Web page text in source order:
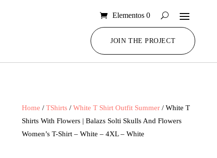
Elementos 0
JOIN THE PROJECT
Home / TShirts/ White T Shirt Outfit Summer/ White T
Shirts With Flowers | Balazs Solti Skulls And Flowers
Women’s T-Shirt – White – 4XL – White